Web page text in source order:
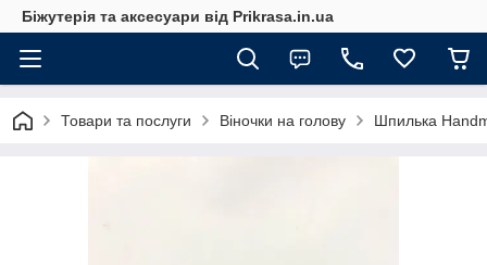
Біжутерія та аксесуари від Prikrasa.in.ua
Товари та послуги Віночки на голову Шпилька